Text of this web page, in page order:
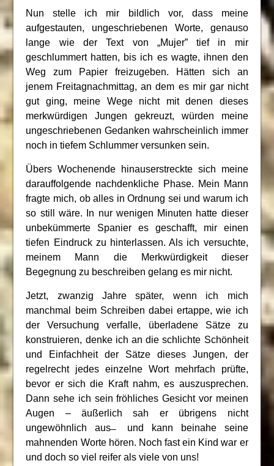
Nun stelle ich mir bildlich vor, dass meine
aufgestauten, ungeschriebenen Worte, genauso
lange wie der Text von „Mujer” tief in mir
geschlummert hatten, bis ich es wagte, ihnen den
Weg zum Papier freizugeben. Hätten sich an
jenem Freitagnachmittag, an dem es mir gar nicht
gut ging, meine Wege nicht mit denen dieses
merkwürdigen Jungen gekreuzt, würden meine
ungeschriebenen Gedanken wahrscheinlich immer
noch in tiefem Schlummer versunken sein.
Übers Wochenende hinauserstreckte sich meine
darauffolgende nachdenkliche Phase. Mein Mann
fragte mich, ob alles in Ordnung sei und warum ich
so still wäre. In nur wenigen Minuten hatte dieser
unbekümmerte Spanier es geschafft, mir einen
tiefen Eindruck zu hinterlassen. Als ich versuchte,
meinem Mann die Merkwürdigkeit dieser
Begegnung zu beschreiben gelang es mir nicht.
Jetzt, zwanzig Jahre später, wenn ich mich
manchmal beim Schreiben dabei ertappe, wie ich
der Versuchung verfalle, überladene Sätze zu
konstruieren, denke ich an die schlichte Schönheit
und Einfachheit der Sätze dieses Jungen, der
regelrecht jedes einzelne Wort mehrfach prüfte,
bevor er sich die Kraft nahm, es auszusprechen.
Dann sehe ich sein fröhliches Gesicht vor meinen
Augen – äußerlich sah er übrigens nicht
ungewöhnlich aus ̶ und kann beinahe seine
mahnenden Worte hören. Noch fast ein Kind war er
und doch so viel reifer als viele von uns!